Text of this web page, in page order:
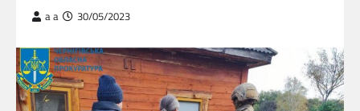
a a 30/05/2023